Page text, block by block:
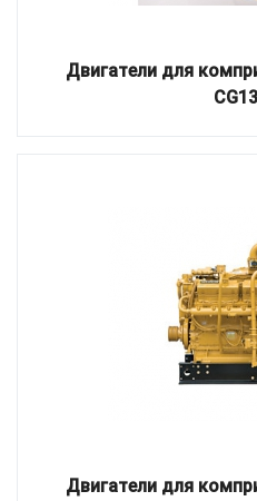
Двигатели для
Двигатели для